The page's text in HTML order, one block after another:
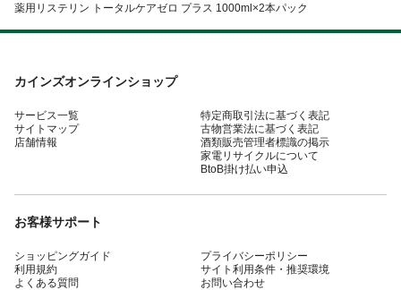
薬用リステリン トータルケアゼロ プラス 1000ml×2本パック
カインズオンラインショップ
サービス一覧
サイトマップ
店舗情報
特定商取引法に基づく表記
古物営業法に基づく表記
酒類販売管理者標識の掲示
家電リサイクルについて
BtoB掛け払い申込
お客様サポート
ショッピングガイド
利用規約
よくある質問
プライバシーポリシー
サイト利用条件・推奨環境
お問い合わせ